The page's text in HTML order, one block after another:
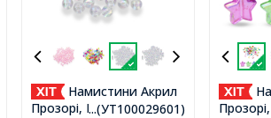
...(УТ100029601)
Намистини Акрил
Прозорі, Екологічні,